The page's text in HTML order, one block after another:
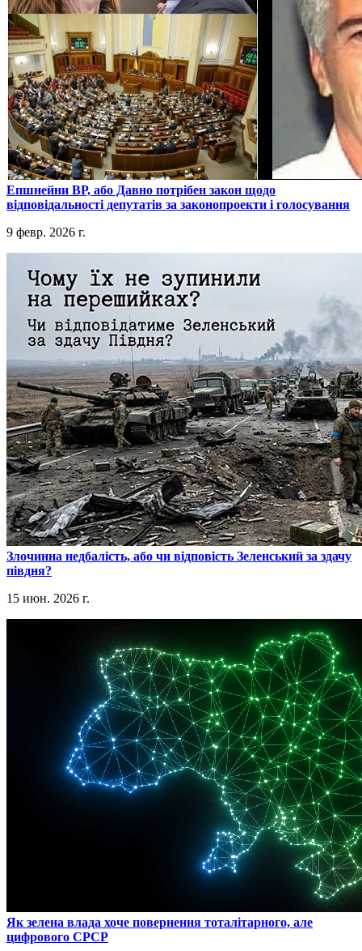
​Епшнейни ВР, або Давно потрібен закон щодо
відповідальності депутатів за законопроекти і голосування
9 февр. 2026 г.
​Злочинна недбалість, або чи відповість Зеленський за здачу
півдня?
15 июн. 2026 г.
​Як зелена влада хоче повернення тоталітарного, але
цифрового СРСР